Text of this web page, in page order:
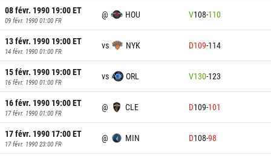
08 févr. 1990 19:00ET
09 févr. 1990 01:00 FR
@ HOU V108-110
13 févr. 1990 19:00ET
14 févr. 1990 01:00 FR
vs NYK D109-114
15 févr. 1990 19:00ET
16 févr. 1990 01:00 FR
vs ORL V130-123
16 févr. 1990 19:00ET
17 févr. 1990 01:00 FR
@ CLE D109-101
17 févr. 1990 17:00ET
17 févr. 1990 23:00 FR
@ MIN D108-98